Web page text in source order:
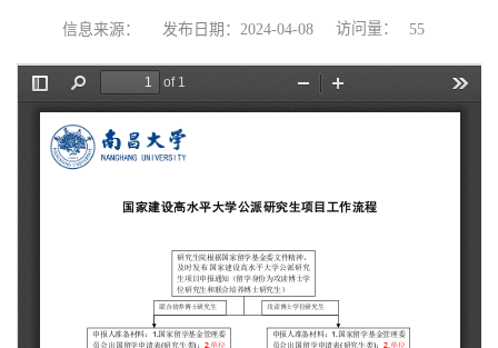
信息来源： 发布日期：2024-04-08 访问量： 55